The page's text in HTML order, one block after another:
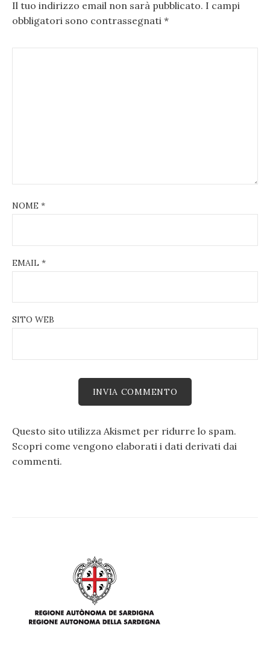
Il tuo indirizzo email non sarà pubblicato. I campi
obbligatori sono contrassegnati *
NOME *
EMAIL *
SITO WEB
Questo sito utilizza Akismet per ridurre lo spam.
Scopri come vengono elaborati i dati derivati dai
commenti.